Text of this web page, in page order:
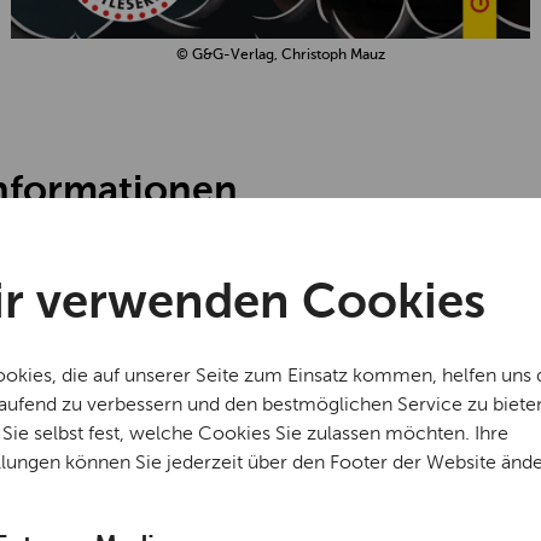
verwenden Cookies
die auf unserer Seite zum Einsatz kommen, helfen uns
zu verbessern und den bestmöglichen Service zu
Sie selbst fest, welche Cookies Sie zulassen möchten. Ihre
können Sie jederzeit über den Footer der Website
© G&G-Verlag, Christoph Mauz
sind im Eintrittspreis für das
inkludiert.
Oktober wird es bei uns gruselig!
schaurig-